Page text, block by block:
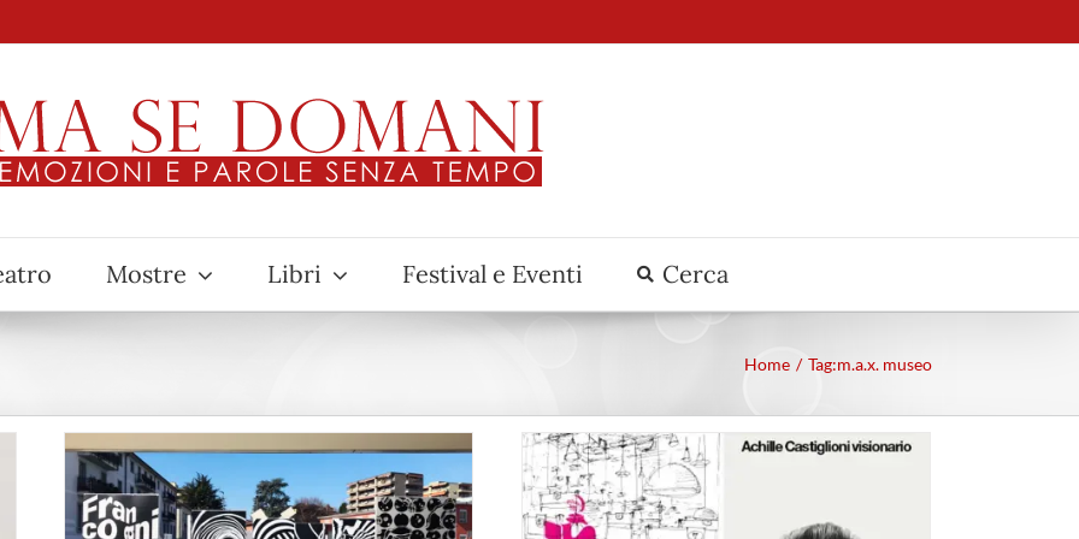
Mostre Libri Festival e Eventi Cerca
Home Tag:m.a.x. museo
Achille Castiglioni: il